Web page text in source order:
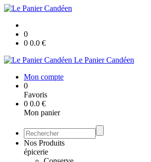
0
0 0.0 €
Le Panier Candéen
Mon compte
0
Favoris
0 0.0 €
Mon panier
Nos Produits
épicerie